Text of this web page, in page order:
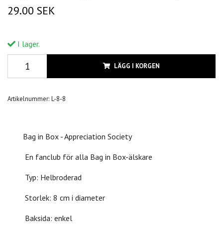
29.00 SEK
I lager.
LÄGG I KORGEN
Artikelnummer: L-8-8
Bag in Box - Appreciation Society
En fanclub för alla Bag in Box-älskare
Typ: Helbroderad
Storlek: 8 cm i diameter
Baksida: enkel